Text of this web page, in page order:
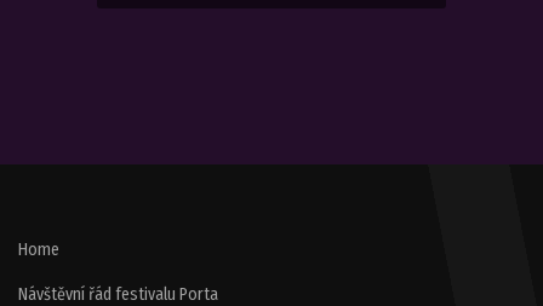
Home
Návštěvní řád festivalu Porta